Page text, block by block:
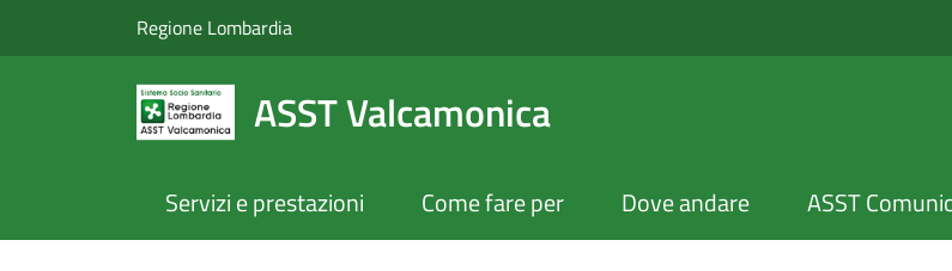
Vai al contenuto principale
Sanzioni per mancata
Regione Lombardia(apre in un'altra scheda).
ASST Valcamonica
Servizi e prestazioni Come fare per Dove andare ASST